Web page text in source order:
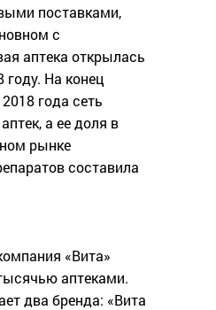
поставками,
с
аптека открылась
году. На конец
года сеть
а ее доля в
рынке
составила
«Вита»
аптеками.
два бренда: «Вита